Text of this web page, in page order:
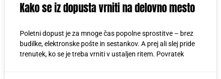
Kako se iz dopusta vrniti na delovno mesto
Poletni dopust je za mnoge čas popolne sprostitve – brez
budilke, elektronske pošte in sestankov. A prej ali slej pride
trenutek, ko se je treba vrniti v ustaljen ritem. Povratek